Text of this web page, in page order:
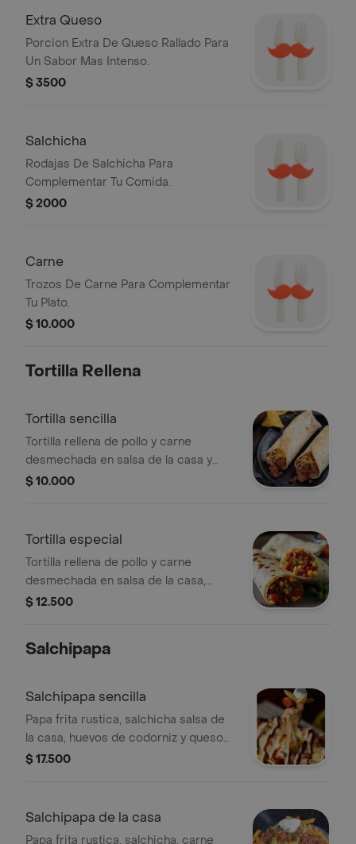
Extra Queso
Porcion Extra De Queso Rallado Para
Un Sabor Mas Intenso.
$ 3500
Salchicha
Rodajas De Salchicha Para
Complementar Tu Comida.
$ 2000
Carne
Trozos De Carne Para Complementar
Tu Plato.
$ 10.000
Tortilla Rellena
Tortilla sencilla
Tortilla rellena de pollo y carne
desmechada en salsa de la casa y
queso mozzarella gratinado.
$ 10.000
Tortilla especial
Tortilla rellena de pollo y carne
desmechada en salsa de la casa,
platano maduro en cubitos, maiz
$ 12.500
Salchipapa
Salchipapa sencilla
Papa frita rustica, salchicha salsa de
la casa, huevos de codorniz y queso
mozzarella gratinado.
$ 17.500
Salchipapa de la casa
Papa frita rustica, salchicha, carne